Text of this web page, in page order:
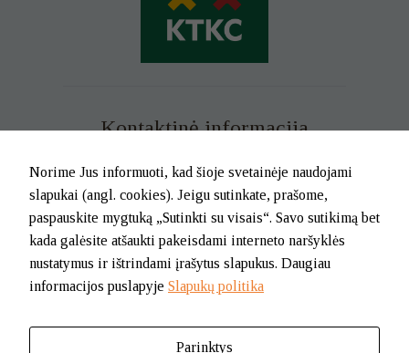
Kontaktinė informacija
Mob. tel. +370 699 73 229
Tel. (0-46) 21 02 83
El.p. info@klaipedatkc.lt
K. Donelaičio g. 6B, Klaipėda
I-V nuo 8.00 iki 17.00.
Norime Jus informuoti, kad šioje svetainėje naudojami
slapukai (angl. cookies). Jeigu sutinkate, prašome,
paspauskite mygtuką „Sutinkti su visais“. Savo sutikimą bet
kada galėsite atšaukti pakeisdami interneto naršyklės
nustatymus ir ištrindami įrašytus slapukus. Daugiau
informacijos puslapyje Slapukų politika
Parinktys